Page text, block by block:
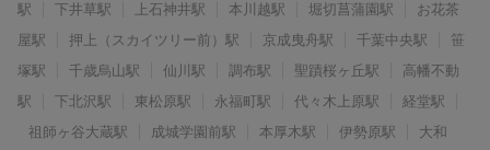
駅
下井草駅 上石神井駅 本川越駅 堀切菖蒲園駅
お花茶
屋駅
押上（スカイツリー前）駅 京成曳舟駅 千葉中央駅
笹
塚駅
千歳烏山駅 仙川駅 調布駅 聖蹟桜ヶ丘駅
高幡不動
駅
下北沢駅 東松原駅 永福町駅 代々木上原駅
経堂駅
祖師ヶ谷大蔵駅
成城学園前駅 本厚木駅 伊勢原駅
大和